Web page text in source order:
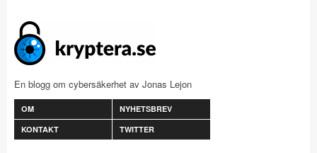
En blogg om cybersäkerhet av Jonas Lejon
OM
NYHETSBREV
KONTAKT
TWITTER